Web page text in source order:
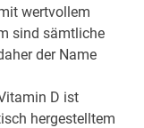
wertvollem
sind sämtliche
der Name
D ist
hergestelltem